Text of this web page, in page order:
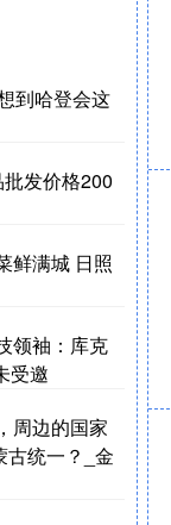
到哈登会这
发价格200
鲜满城 日照
领袖：库克
受邀
周边的国家
古统一？_金